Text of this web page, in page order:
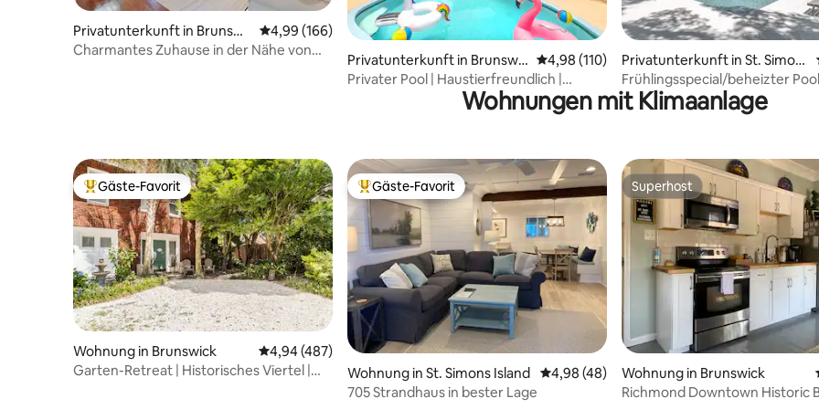
Privatunterkunft in Brunswi
ck
Durchschnittliche Bewertung: 4,99 von 5, 166 Bewertungen
4,99 (166)
Charmantes Zuhause in der Nähe von
Privatunterkunft in Brunswic
k
Durchschnittliche Bewertung: 4,98 von 5,
4,98 (110)
Privater Pool | Haustierfreundlich |
Eingezäunter Garten
Privatunterkunft in St. Simon
s Island
Frühlingsspecial/beheizter
Julep
Wohnungen mit Klimaanlage
Beliebter Gäste-Favorit.
Gäste-Favorit
Wohnung in Brunswick Durchschnittliche Bewertung: 4,94 von 5, 487 Bewertungen
4,94 (487)
Garten-Retreat | Historisches Viertel |
Beliebter Gäste-Favorit.
Gäste-Favorit
Wohnung in St. Simons Island Durchschnittliche Bewertung: 4,98 von 5,
4,98 (48)
705 Strandhaus in bester Lage
Superhost
Superhost
Wohnung in Brunswick
Richmond Downtown Historic